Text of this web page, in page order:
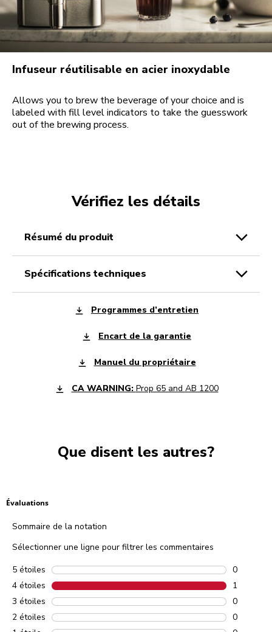
Infuseur réutilisable en acier inoxydable
Allows you to brew the beverage of your choice and is
labeled with fill level indicators to take the guesswork
out of the brewing process.
Vérifiez les détails
résumé du produit
spécifications techniques
Programmes d’entretien
Encart de la garantie
Manuel du propriétaire
CA WARNING: Prop 65 and AB 1200
Que disent les autres?
Évaluations
Sommaire de la notation
Sélectionner une ligne pour filtrer les commentaires
5 étoiles étoiles
0
0
4 étoiles étoiles
1
1
3 étoiles étoiles
0
0
2 étoiles étoiles
0
0